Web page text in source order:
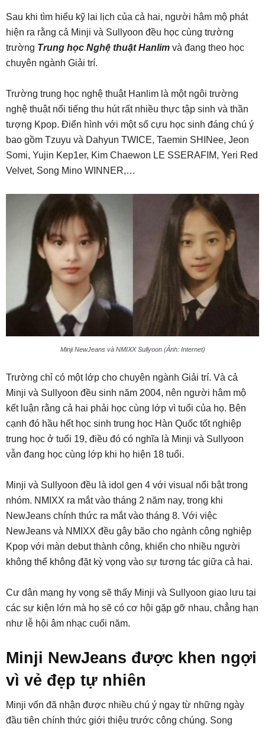
Sau khi tìm hiểu kỹ lai lịch của cả hai, người hâm mộ phát
hiện ra rằng cả Minji và Sullyoon đều học cùng trường
trường Trung học Nghệ thuật Hanlim và đang theo học
chuyên ngành Giải trí.
Trường trung học nghệ thuật Hanlim là một ngôi trường
nghệ thuật nổi tiếng thu hút rất nhiều thực tập sinh và thần
tượng Kpop. Điển hình với một số cựu học sinh đáng chú ý
bao gồm Tzuyu và Dahyun TWICE, Taemin SHINee, Jeon
Somi, Yujin Kep1er, Kim Chaewon LE SSERAFIM, Yeri Red
Velvet, Song Mino WINNER,…
Minji NewJeans và NMIXX Sullyoon (Ảnh: Internet)
Trường chỉ có một lớp cho chuyên ngành Giải trí. Và cả
Minji và Sullyoon đều sinh năm 2004, nên người hâm mộ
kết luận rằng cả hai phải học cùng lớp vì tuổi của họ. Bên
cạnh đó hầu hết học sinh trung học Hàn Quốc tốt nghiệp
trung học ở tuổi 19, điều đó có nghĩa là Minji và Sullyoon
vẫn đang học cùng lớp khi họ hiện 18 tuổi.
Minji và Sullyoon đều là idol gen 4 với visual nổi bật trong
nhóm. NMIXX ra mắt vào tháng 2 năm nay, trong khi
NewJeans chính thức ra mắt vào tháng 8. Với việc
NewJeans và NMIXX đều gây bão cho ngành công nghiệp
Kpop với màn debut thành công, khiến cho nhiều người
không thể không đặt kỳ vọng vào sự tương tác giữa cả hai.
Cư dân mạng hy vọng sẽ thấy Minji và Sullyoon giao lưu tại
các sự kiện lớn mà họ sẽ có cơ hội gặp gỡ nhau, chẳng hạn
như lễ hội âm nhạc cuối năm.
Minji NewJeans được khen ngợi
vì vẻ đẹp tự nhiên
Minji vốn đã nhận được nhiều chú ý ngay từ những ngày
đầu tiên chính thức giới thiệu trước công chúng. Song